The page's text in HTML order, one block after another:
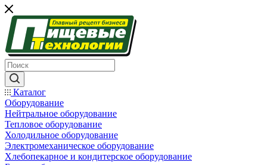
Каталог
Оборудование
Нейтральное оборудование
Тепловое оборудование
Холодильное оборудование
Электромеханическое оборудование
Хлебопекарное и кондитерское оборудование